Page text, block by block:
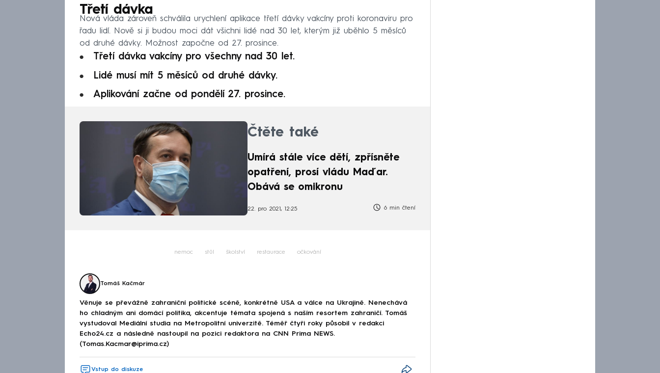
Třetí dávka
Nová vláda zároveň schválila urychlení aplikace třetí dávky vakcíny proti koronaviru pro
řadu lidí. Nově si ji budou moci dát všichni lidé nad 30 let, kterým již uběhlo 5 měsíců
od druhé dávky. Možnost započne od 27. prosince.
Třetí dávka vakcíny pro všechny nad 30 let.
Lidé musí mít 5 měsíců od druhé dávky.
Aplikování začne od pondělí 27. prosince.
Čtěte také
Umírá stále více dětí, zpřísněte
opatření, prosí vládu Maďar.
Obává se omikronu
22. pro 2021, 12:25 6 min čtení
nemoc stůl školství restaurace očkování
Tomáš Kačmár
Věnuje se převážně zahraniční politické scéně, konkrétně USA a válce na Ukrajině. Nenechává
ho chladným ani domácí politika, akcentuje témata spojená s naším resortem zahraničí. Tomáš
vystudoval Mediální studia na Metropolitní univerzitě. Téměř čtyři roky působil v redakci
Echo24.cz a následně nastoupil na pozici redaktora na CNN Prima NEWS.
(Tomas.Kacmar@iprima.cz)
Vstup do diskuze